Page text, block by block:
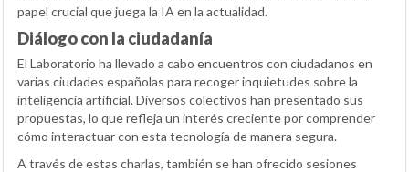
papel crucial que juega la IA en la actualidad.
Diálogo con la ciudadanía
El Laboratorio ha llevado a cabo encuentros con ciudadanos en
varias ciudades españolas para recoger inquietudes sobre la
inteligencia artificial. Diversos colectivos han presentado sus
propuestas, lo que refleja un interés creciente por comprender
cómo interactuar con esta tecnología de manera segura.
A través de estas charlas, también se han ofrecido sesiones